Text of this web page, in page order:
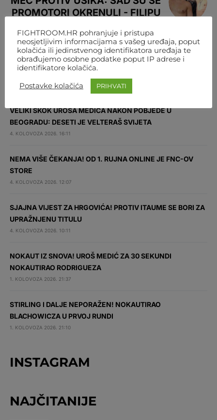
PROMOTORI OKRENULI - FILIPU
NAJNOVIJE
VELIKI SKOK UROŠA MEDIĆA NAKON POBJEDE U
BEOGRADU: DESETI JE VELTERAŠ SVIJETA
4. KOLOVOZA 2026. 16:11
NEMA VIŠE ČEKANJA! OD 1. RUJNA ONLINE JE FNC-OV
STORE
4. KOLOVOZA 2026. 12:07
SJAJNA VIJEST ZA HRGOVIĆA! PROTIV ITAUME SE BORI ZA
UPRAŽNJENU TITULU
4. KOLOVOZA 2026. 10:11
NOKAUT IZ SNOVA! UROŠ MEDIĆ ZA 30 SEKUNDI
NOKAUTIRAO RODRIGUEZA
1. KOLOVOZA 2026. 21:37
STIRLING I DALJE NEPORAŽEN! NOKAUTIRAO
BLACHOWICZA U PRVOJ RUNDI
1. KOLOVOZA 2026. 21:10
INSTAGRAM
NAJČITANIJE
FIGHTROOM.HR pohranjuje i pristupa
neosjetljivim informacijama s vašeg uređaja, poput
kolačića ili jedinstvenog identifikatora uređaja te
obrađujemo osobne podatke poput IP adrese i
identifikatore kolačića.
Postavke kolačića PRIHVATI